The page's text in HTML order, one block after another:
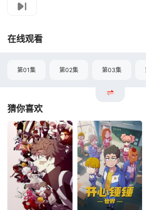
如遇无法播放请
在线观看
第01集 第02集 第03集
猜你喜欢